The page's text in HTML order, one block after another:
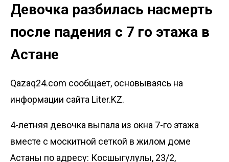
Девочка разбилась насмерть
после падения с 7 го этажа в
Астане
Qazaq24.com сообщает, основываясь на
информации сайта Liter.KZ.
4-летняя девочка выпала из окна 7-го этажа
вместе с москитной сеткой в жилом доме
Астаны по адресу: Косшыгулулы, 23/2,